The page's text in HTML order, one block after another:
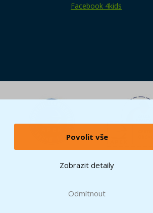
Povolit vše
Zobrazit detaily
Odmítnout
Facebook 4kids